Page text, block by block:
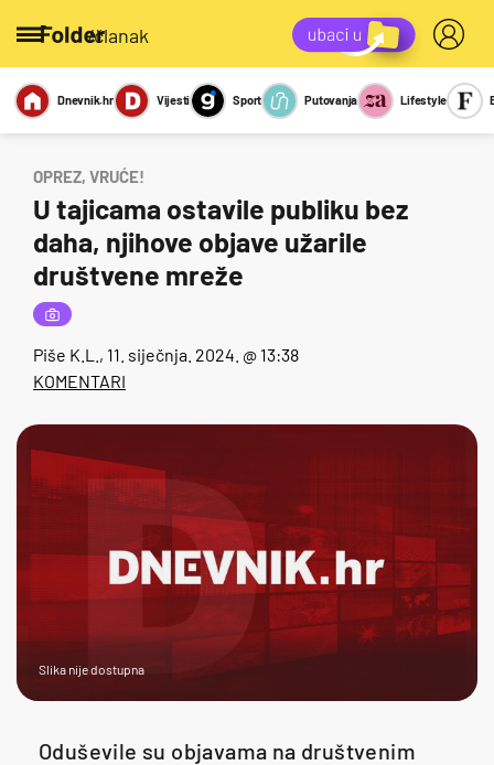
/članak
Miks Kviz
Report
Sexy
Dnevnik.hr Vijesti Sport Putovanja Lifestyle
OPREZ, VRUĆE!
U tajicama ostavile publiku bez
daha, njihove objave užarile
društvene mreže
Piše K.L. , 11. siječnja. 2024. @ 13:38
KOMENTARI
Slika nije dostupna
Oduševile su objavama na društvenim